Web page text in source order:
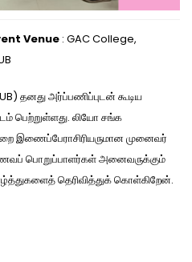
Venue : GAC College,
தனது அர்ப்பணிப்புடன் கூடிய
பெற்றுள்ளது. லியோ சங்க
இணைப்பேராசிரியருமான முனைவர்
பொறுப்பாளர்கள் அனைவருக்கும்
தெரிவித்துக் கொள்கிறேன்.